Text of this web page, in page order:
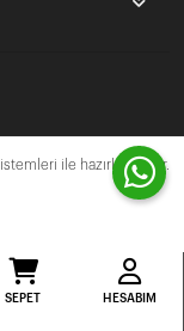
ile hazırlanmıştır.
SEPET HESABIM